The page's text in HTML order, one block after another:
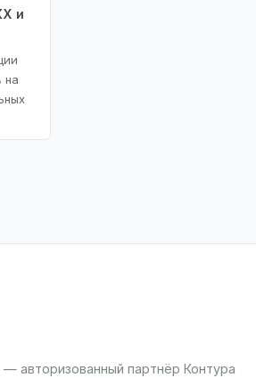
и
на
авторизованный партнёр Контура